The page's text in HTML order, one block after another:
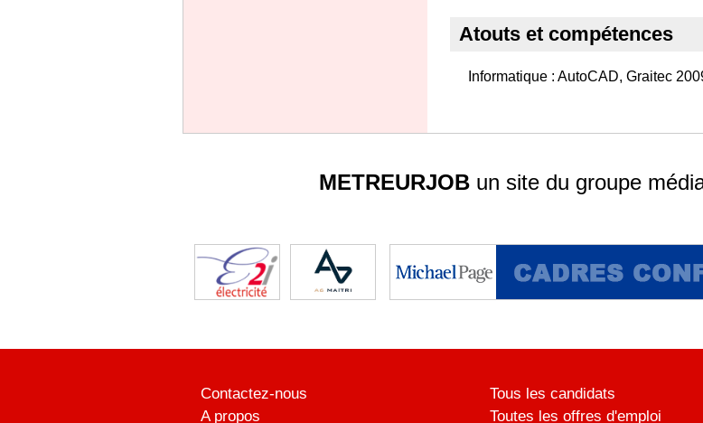
Atouts et compétences
Informatique : AutoCAD, Graitec
METREURJOB un site du groupe
Contactez-nous
A propos
Tous les candidats
Toutes les offres d'emploi